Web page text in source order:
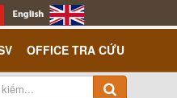
OFFICE TRA CỨU